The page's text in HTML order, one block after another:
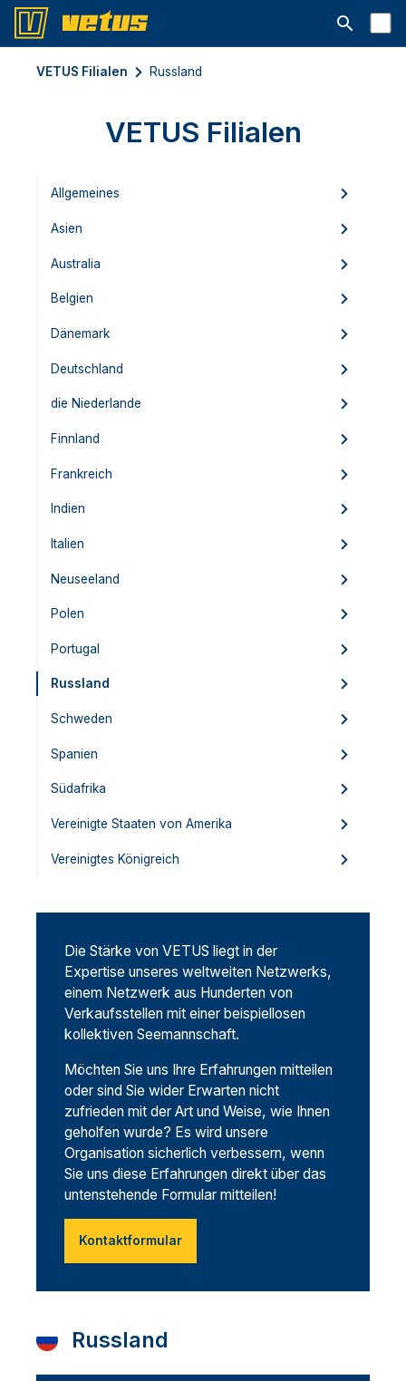
Suchleiste
VETUS Filialen Russland
VETUS Filialen
Allgemeines
Asien
Australia
Belgien
Dänemark
Deutschland
die Niederlande
Finnland
Frankreich
Indien
Italien
Neuseeland
Polen
Portugal
Russland
Schweden
Spanien
Südafrika
Vereinigte Staaten von Amerika
Vereinigtes Königreich
Die Stärke von VETUS liegt in der
Expertise unseres weltweiten Netzwerks,
einem Netzwerk aus Hunderten von
Verkaufsstellen mit einer beispiellosen
kollektiven Seemannschaft.
Möchten Sie uns Ihre Erfahrungen mitteilen
oder sind Sie wider Erwarten nicht
zufrieden mit der Art und Weise, wie Ihnen
geholfen wurde? Es wird unsere
Organisation sicherlich verbessern, wenn
Sie uns diese Erfahrungen direkt über das
untenstehende Formular mitteilen!
Kontaktformular
Russland